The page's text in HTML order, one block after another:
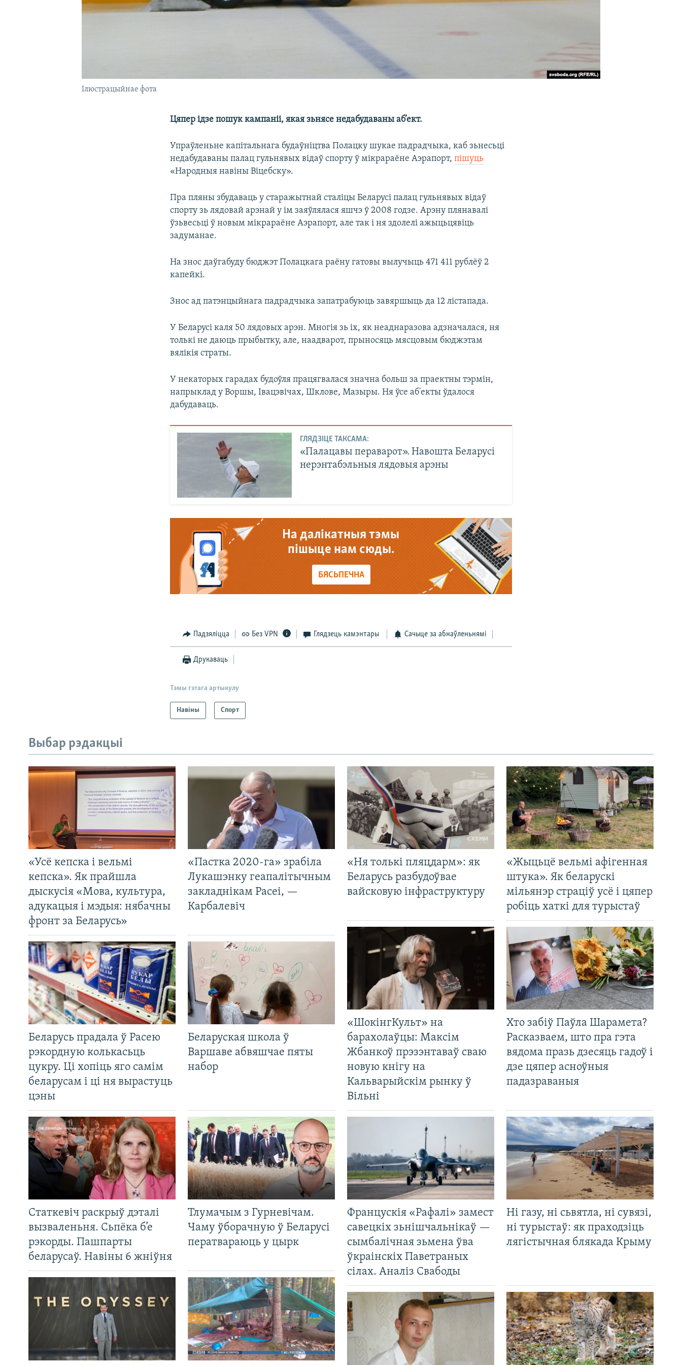
Ілюстрацыйнае фота
Цяпер ідзе пошук кампаніі, якая зьнясе недабудаваны аб’ект.
Упраўленьне капітальнага будаўніцтва Полацку шукае падрадчыка, каб зьнесьці
недабудаваны палац гульнявых відаў спорту ў мікрараёне Аэрапорт,пішуць
«Народныя навіны Віцебску».
Пра пляны збудаваць у старажытнай сталіцы Беларусі палац гульнявых відаў
спорту зь лядовай арэнай у ім заяўлялася яшчэ ў 2008 годзе. Арэну плянавалі
ўзьвесьці ў новым мікрараёне Аэрапорт, але так і ня здолелі ажыцьцявіць
задуманае.
На знос даўгабуду бюджэт Полацкага раёну гатовы вылучыць 471 411 рублёў 2
капейкі.
Знос ад патэнцыйнага падрадчыка запатрабуюць завяршыць да 12 лістапада.
У Беларусі каля 50 лядовых арэн. Многія зь іх, як неаднаразова адзначалася, ня
толькі не даюць прыбытку, але, наадварот, прыносяць мясцовым бюджэтам
вялікія страты.
У некаторых гарадах будоўля працягвалася значна больш за праектны тэрмін,
напрыклад у Воршы, Івацэвічах, Шклове, Мазыры. Ня ўсе аб'екты ўдалося
дабудаваць.
ГЛЯДЗІЦЕ ТАКСАМА:
«Палацавы пераварот». Навошта Беларусі
нерэнтабэльныя лядовыя арэны
На далікатныя тэмы
пішыце нам сюды.
БЯСЬПЕЧНА
Падзяліцца Без VPN Глядзець камэнтары Сачыце за абнаўленьнямі
Друкаваць
Тэмы гэтага артыкулу
Навіны Спорт
Выбар рэдакцыі
«Усё кепска і вельмі
кепска». Як прайшла
дыскусія «Мова, культура,
адукацыя і мэдыя: нябачны
фронт за Беларусь»
«Пастка 2020-га» зрабіла
Лукашэнку геапалітычным
закладнікам Расеі, —
Карбалевіч
Беларусь прадала ў Расею
рэкордную колькасьць
цукру. Ці хопіць яго самім
беларусам і ці ня вырастуць
цэны
Беларуская школа ў
Варшаве абвяшчае пяты
набор
Статкевіч раскрыў дэталі
вызваленьня. Сьпёка б’е
рэкорды. Пашпарты
беларусаў. Навіны 6 жніўня
Тлумачым з Гурневічам.
Чаму ўборачную ў Беларусі
ператвараюць у цырк
«Ня толькі пляцдарм»: як
Беларусь разбудоўвае
вайсковую інфраструктуру
«Жыцьцё вельмі афігенная
штука». Як беларускі
мільянэр страціў усё і цяпер
робіць хаткі для турыстаў
«ШокінгКульт» на
барахолаўцы: Максім
Жбанкоў прэзэнтаваў сваю
новую кнігу на
Кальварыйскім рынку ў
Вільні
Хто забіў Паўла Шарамета?
Расказваем, што пра гэта
вядома празь дзесяць гадоў і
дзе цяпер асноўныя
падазраваныя
Францускія «Рафалі» замест
савецкіх зьнішчальнікаў —
сымбалічная зьмена ўва
ўкраінскіх Паветраных
сілах. Аналіз Свабоды
Ні газу, ні сьвятла, ні сувязі,
ні турыстаў: як праходзіць
лягістычная блякада Крыму